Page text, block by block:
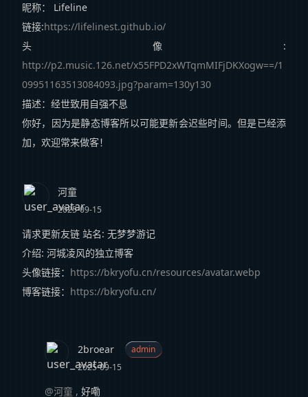
昵称： Lifeline
链接:https://lifelinest.github.io/
头像:
http://p2.music.126.net/x55FPD2xWTqmMIFjDKXogw==/1
09951163513084093.jpg?param=130y130
描述：经世致用自强不息
你好，因为是静态博客所以可能更新会迟些时间。但是已经添
加，欢迎常来做客！
河童
2025-09-15
请求更新友链 站名: 无梦梦游记
介绍: 河城凌风的独立博客
头像链接： https://bkryofu.cn/resources/avatar.webp
博客链接： https://bkryofu.cn/
2broear
admin
2025-09-15
@河童, 好嘞